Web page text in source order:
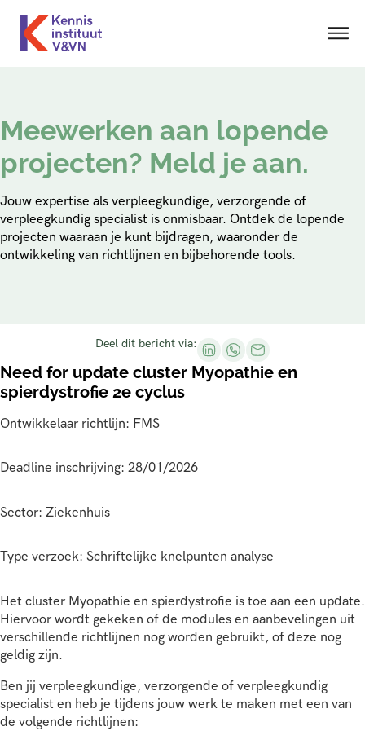
Meewerken aan lopende
projecten? Meld je aan.
Jouw expertise als verpleegkundige, verzorgende of
verpleegkundig specialist is onmisbaar. Ontdek de lopende
projecten waaraan je kunt bijdragen, waaronder de
ontwikkeling van richtlijnen en bijbehorende tools.
Deel dit bericht via:
Need for update cluster Myopathie en
spierdystrofie 2e cyclus
Ontwikkelaar richtlijn: FMS
Deadline inschrijving: 28/01/2026
Sector: Ziekenhuis
Type verzoek: Schriftelijke knelpunten analyse
Het cluster Myopathie en spierdystrofie is toe aan een update.
Hiervoor wordt gekeken of de modules en aanbevelingen uit
verschillende richtlijnen nog worden gebruikt, of deze nog
geldig zijn.
Ben jij verpleegkundige, verzorgende of verpleegkundig
specialist en heb je tijdens jouw werk te maken met een van
de volgende richtlijnen: